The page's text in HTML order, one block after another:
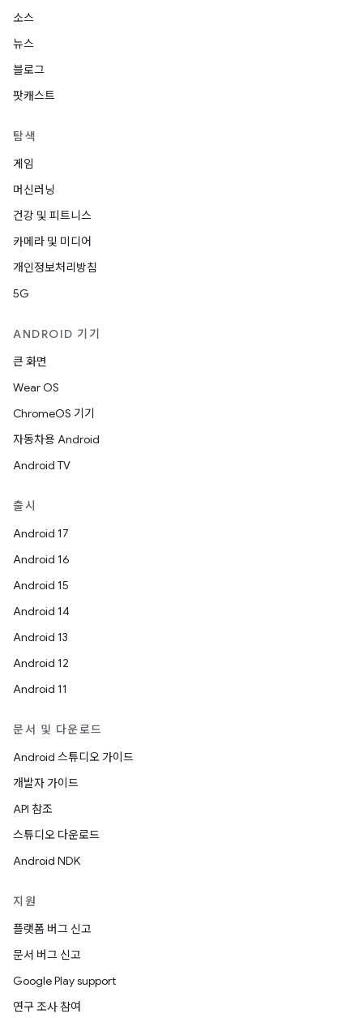
소스
뉴스
블로그
팟캐스트
탐색
게임
머신러닝
건강 및 피트니스
카메라 및 미디어
개인정보처리방침
5G
ANDROID 기기
큰 화면
Wear OS
ChromeOS 기기
자동차용 Android
Android TV
출시
Android 17
Android 16
Android 15
Android 14
Android 13
Android 12
Android 11
문서 및 다운로드
Android 스튜디오 가이드
개발자 가이드
API 참조
스튜디오 다운로드
Android NDK
지원
플랫폼 버그 신고
문서 버그 신고
Google Play support
연구 조사 참여